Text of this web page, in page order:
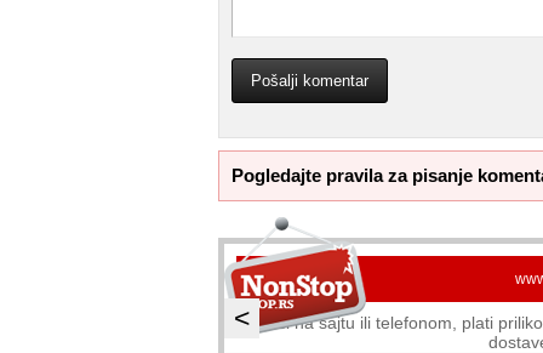
Pogledajte pravila za pisanje
<
Naruči na sajtu ili telefonom, plati